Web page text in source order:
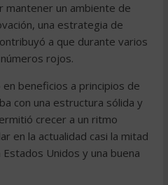
mantener un ambiente de
una estrategia de
a que durante varios
rojos.
beneficios a principios de
con una estructura sólida y
crecer a un ritmo
en la actualidad casi la mitad
Unidos y una buena